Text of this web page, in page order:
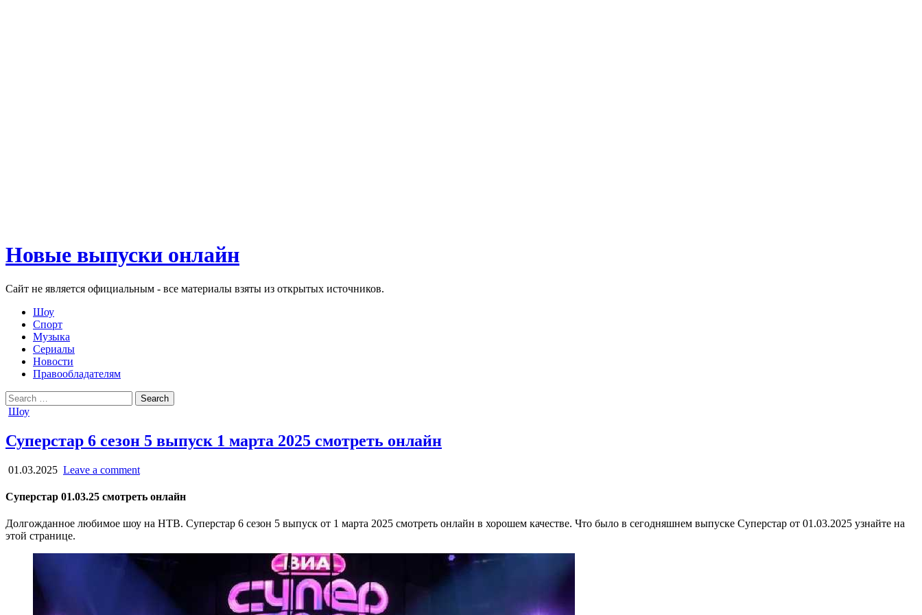
Новые выпуски онлайн
Сайт не является официальным - все материалы взяты из открытых источников.
Шоу
Спорт
Музыка
Сериалы
Новости
Правообладателям
Search
for:
Posted
Шоу
Суперстар 6 сезон 5 выпуск 1 марта 2025 смотреть онлайн
01.03.2025 Leave a comment
Суперстар 01.03.25 смотреть онлайн
Долгожданное любимое шоу на НТВ. Суперстар 6 сезон 5 выпуск от 1 марта 2025 смотреть онлайн в хорошем качестве. Что было в сегодняшнем выпуске Суперстар от 01.03.2025 узнайте на
этой странице.